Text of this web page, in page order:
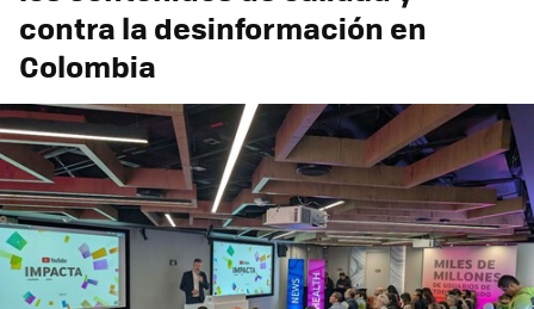
contra la desinformación en
Colombia